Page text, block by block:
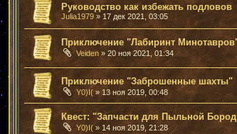
Руководство как избежать подловов
Julia1979 » 17 дек 2021, 03:05
Приключение "Лабиринт
Veiden » 20 ноя 2021, 01:34
Приключение "Заброшенные шахты"
Y0)I(» 13 ноя 2019, 00:48
Квест: "Запчасти для Пыльной
Y0)I( » 14 ноя 2019, 21:28